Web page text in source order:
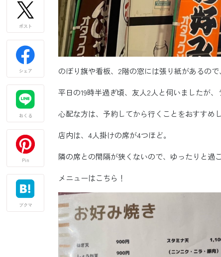
のぼり旗や看板、2階の窓には張り紙があるので
平日の19時半過ぎ頃、友人2人と伺いましたが
心配な方は、予約してから行くことをおすすめ
店内は、4人掛けの席が4つほど。
隣の席との間隔が狭くないので、ゆったりと過ご
メニューはこちら！
ポスト
シェア
おくる
Pin
ブクマ